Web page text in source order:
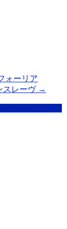
ォーリア
スレーヴ →